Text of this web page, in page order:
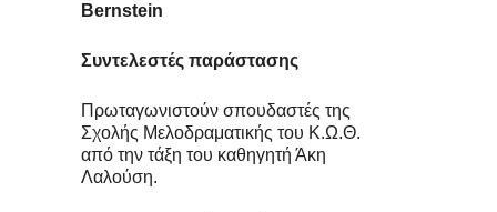
Bernstein
Συντελεστές παράστασης
Πρωταγωνιστούν σπουδαστές της
Σχολής Μελοδραματικής του Κ.Ω.Θ.
από την τάξη του καθηγητή Άκη
Λαλούση.